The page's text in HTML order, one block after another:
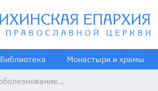
Библиотека Монастыри и храмы